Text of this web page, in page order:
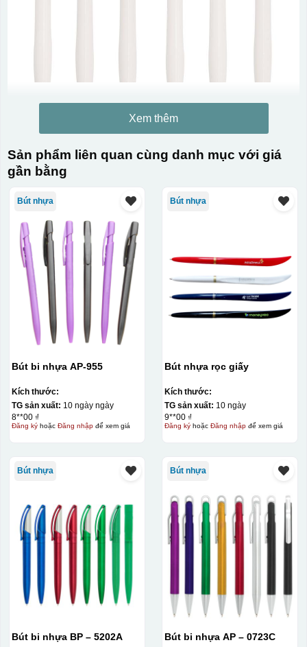
Xem thêm
Sản phẩm liên quan cùng danh mục với giá
gần bằng
Bút nhựa
Bút bi nhựa AP-955
Kích thước:
TG sản xuất: 10 ngày ngày
8**00 ₫
Đăng kýhoặc Đăng nhậpđể xem giá
Bút nhựa
Bút nhựa rọc giấy
Kích thước:
TG sản xuất: 10 ngày
9**00 ₫
Đăng kýhoặc Đăng nhậpđể xem giá
Bút nhựa
Bút bi nhựa BP – 5202A
Bút nhựa
Bút bi nhựa AP – 0723C